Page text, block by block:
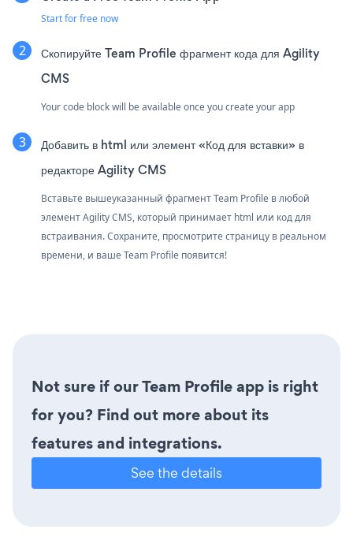
Start for free now
Скопируйте Team Profile фрагмент кода для Agility
CMS
Your code block will be available once you create your app
Добавить в html или элемент «Код для вставки» в
редакторе Agility CMS
Вставьте вышеуказанный фрагмент Team Profile в любой
элемент Agility CMS, который принимает html или код для
встраивания. Сохраните, просмотрите страницу в реальном
времени, и ваше Team Profile появится!
Not sure if our Team Profile app is right
for you? Find out more about its
features and integrations.
See the details